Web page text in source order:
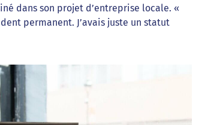
dans son projet d’entreprise locale. «
permanent. J’avais juste un statut